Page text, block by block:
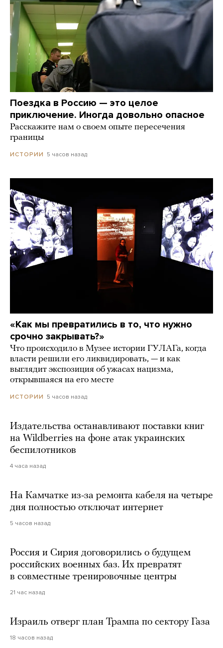
Поездка в Россию — это целое
приключение. Иногда довольно опасное
Расскажите нам о своем опыте пересечения
границы
ИСТОРИИ 5 часов назад
«Как мы превратились в то, что нужно
срочно закрывать?»
Что происходило в Музее истории ГУЛАГа, когда
власти решили его ликвидировать, — и как
выглядит экспозиция об ужасах нацизма,
открывшаяся на его месте
ИСТОРИИ 5 часов назад
Издательства останавливают поставки книг
на Wildberries на фоне атак украинских
беспилотников
4 часа назад
На Камчатке из-за ремонта кабеля на четыре
дня полностью отключат интернет
5 часов назад
Россия и Сирия договорились о будущем
российских военных баз. Их превратят
в совместные тренировочные центры
21 час назад
Израиль отверг план Трампа по сектору Газа
18 часов назад